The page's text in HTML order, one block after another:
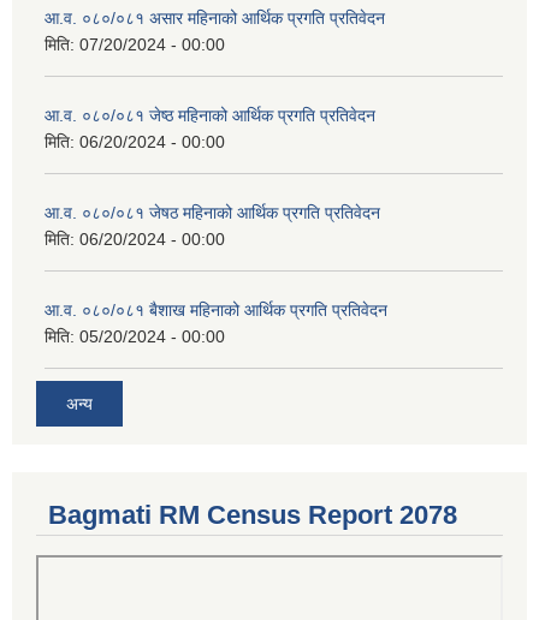
आ.व. ०८०/०८१ असार महिनाको आर्थिक प्रगति प्रतिवेदन
मिति: 07/20/2024 - 00:00
आ.व. ०८०/०८१ जेष्ठ महिनाको आर्थिक प्रगति प्रतिवेदन
मिति: 06/20/2024 - 00:00
आ.व. ०८०/०८१ जेषठ महिनाको आर्थिक प्रगति प्रतिवेदन
मिति: 06/20/2024 - 00:00
आ.व. ०८०/०८१ बैशाख महिनाको आर्थिक प्रगति प्रतिवेदन
मिति: 05/20/2024 - 00:00
अन्य
Bagmati RM Census Report 2078